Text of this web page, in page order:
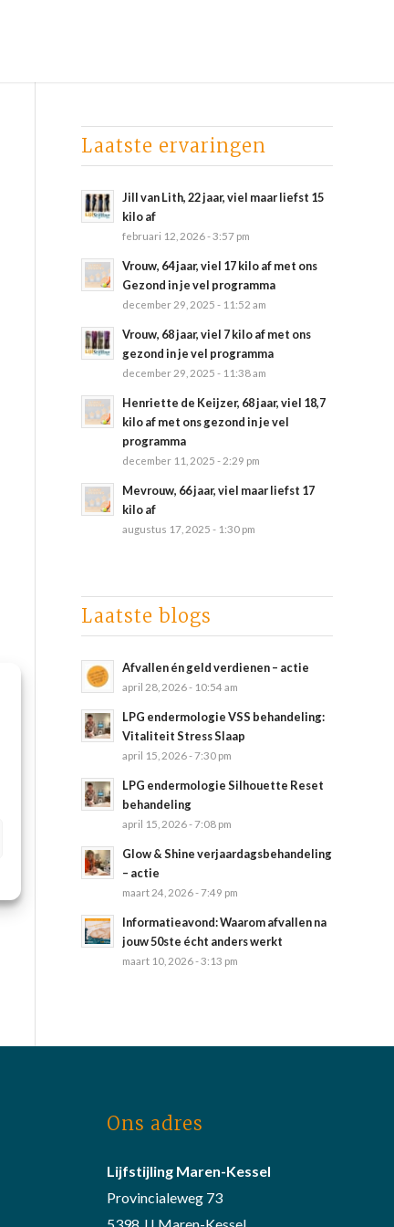
Laatste ervaringen
Jill van Lith, 22 jaar, viel maar liefst 15
kilo af
februari 12, 2026 - 3:57 pm
Vrouw, 64 jaar, viel 17 kilo af met ons
Gezond in je vel programma
december 29, 2025 - 11:52 am
Vrouw, 68 jaar, viel 7 kilo af met ons
gezond in je vel programma
december 29, 2025 - 11:38 am
Henriette de Keijzer, 68 jaar, viel 18,7
kilo af met ons gezond in je vel
programma
december 11, 2025 - 2:29 pm
Mevrouw, 66 jaar, viel maar liefst 17
kilo af
augustus 17, 2025 - 1:30 pm
Laatste blogs
Afvallen én geld verdienen – actie
april 28, 2026 - 10:54 am
LPG endermologie VSS behandeling:
Vitaliteit Stress Slaap
april 15, 2026 - 7:30 pm
LPG endermologie Silhouette Reset
behandeling
april 15, 2026 - 7:08 pm
Glow & Shine verjaardagsbehandeling
– actie
maart 24, 2026 - 7:49 pm
Informatieavond: Waarom afvallen na
jouw 50ste écht anders werkt
maart 10, 2026 - 3:13 pm
Ons adres
Lijfstijling Maren-Kessel
Provincialeweg 73